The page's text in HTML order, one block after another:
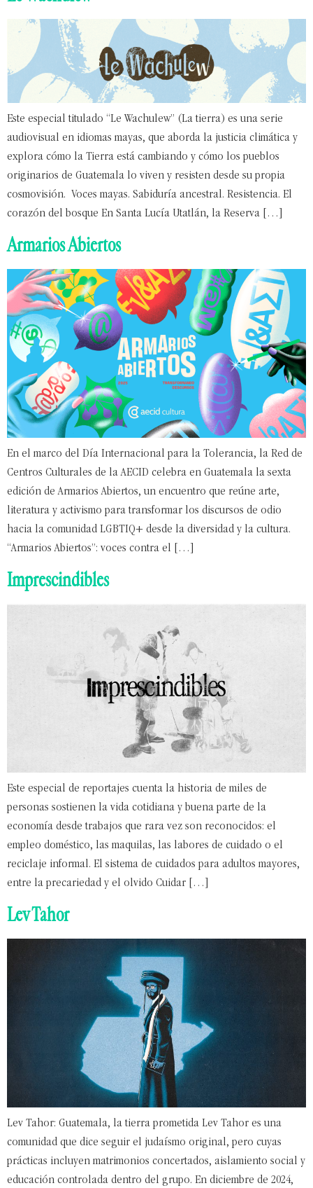
Este especial titulado “Le Wachulew” (La tierra) es una serie
audiovisual en idiomas mayas, que aborda la justicia climática y
explora cómo la Tierra está cambiando y cómo los pueblos
originarios de Guatemala lo viven y resisten desde su propia
cosmovisión. Voces mayas. Sabiduría ancestral. Resistencia. El
corazón del bosque En Santa Lucía Utatlán, la Reserva […]
Armarios Abiertos
En el marco del Día Internacional para la Tolerancia, la Red de
Centros Culturales de la AECID celebra en Guatemala la sexta
edición de Armarios Abiertos, un encuentro que reúne arte,
literatura y activismo para transformar los discursos de odio
hacia la comunidad LGBTIQ+ desde la diversidad y la cultura.
“Armarios Abiertos”: voces contra el […]
Imprescindibles
Este especial de reportajes cuenta la historia de miles de
personas sostienen la vida cotidiana y buena parte de la
economía desde trabajos que rara vez son reconocidos: el
empleo doméstico, las maquilas, las labores de cuidado o el
reciclaje informal. El sistema de cuidados para adultos mayores,
entre la precariedad y el olvido Cuidar […]
Lev Tahor
Lev Tahor: Guatemala, la tierra prometida Lev Tahor es una
comunidad que dice seguir el judaísmo original, pero cuyas
prácticas incluyen matrimonios concertados, aislamiento social y
educación controlada dentro del grupo. En diciembre de 2024,